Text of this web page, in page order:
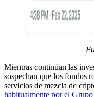
Mientras continúan las
sospechan que los fondos
servicios de mezcla de
habitualmente por el